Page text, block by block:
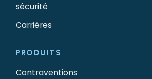
sécurité
Carrières
PRODUITS
Contraventions